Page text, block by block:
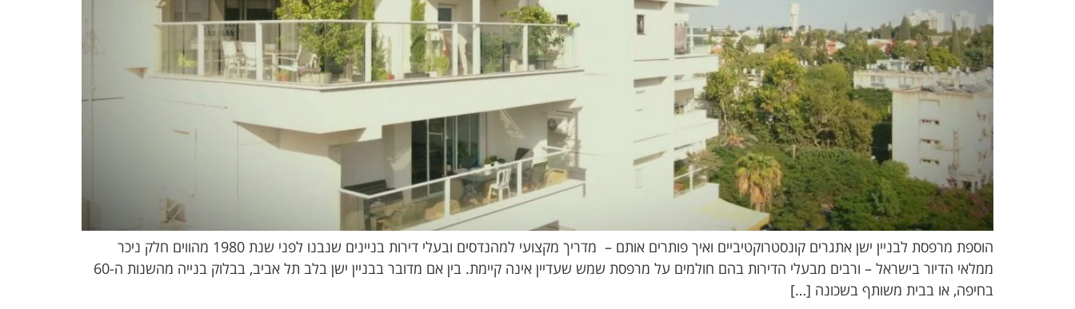
הוספת מרפסת לבניין ישן אתגרים קונסטרוקטיביים ואיך פותרים אותם – מדריך מקצועי למהנדסים ובעלי דירות בניינים שנבנו לפני שנת 1980 מהווים חלק ניכר
ממלאי הדיור בישראל – ורבים מבעלי הדירות בהם חולמים על מרפסת שמש שעדיין אינה קיימת. בין אם מדובר בבניין ישן בלב תל אביב, בבלוק בנייה מהשנות ה-60
בחיפה, או בבית משותף בשכונה […]